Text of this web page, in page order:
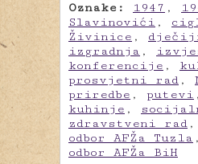
Oznake: 1947 ,
Slavinovići ,
Živinice , dječiji
izgradnja ,
konferencije ,
prosvjetni rad ,
priredbe , putevi
kuhinje ,
zdravstveni rad ,
odbor AFŽa Tuzla
odbor AFŽa BiH